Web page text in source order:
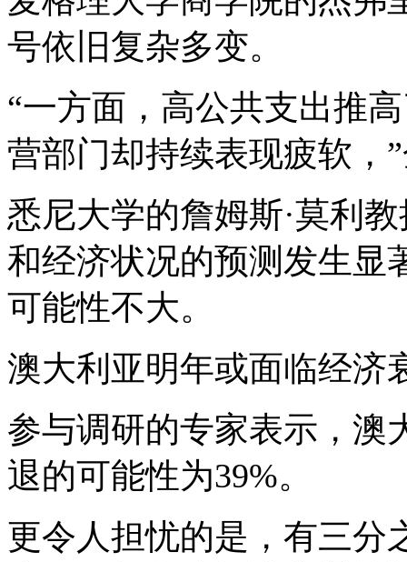
号依旧复杂多变。
“一方面，高公共支出推
营部门却持续表现疲软，
悉尼大学的詹姆斯·莫利
和经济状况的预测发生显
可能性不大。
澳大利亚明年或面临经济
参与调研的专家表示，澳
退的可能性为39%。
更令人担忧的是，有三分